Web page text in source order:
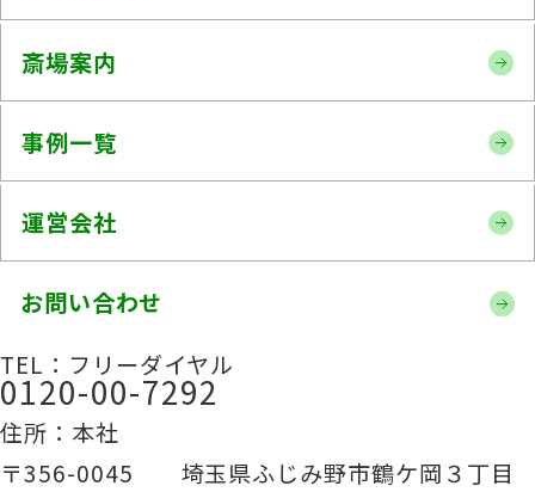
斎場案内
事例一覧
運営会社
お問い合わせ
TEL：フリーダイヤル
0120-00-7292
住所：本社
〒356-0045 埼玉県ふじみ野市鶴ケ岡３丁目